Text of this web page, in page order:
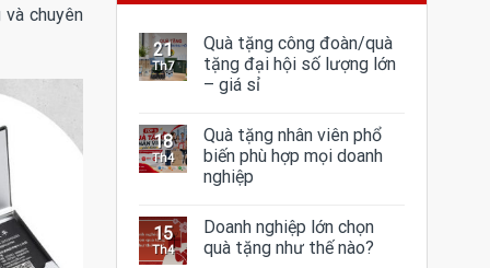
chuyên
21
Th7
Quà tặng công đoàn/quà
tặng đại hội số lượng lớn
– giá sỉ
18
Th4
Quà tặng nhân viên phổ
biến phù hợp mọi doanh
nghiệp
15
Th4
Doanh nghiệp lớn chọn
quà tặng như thế nào?